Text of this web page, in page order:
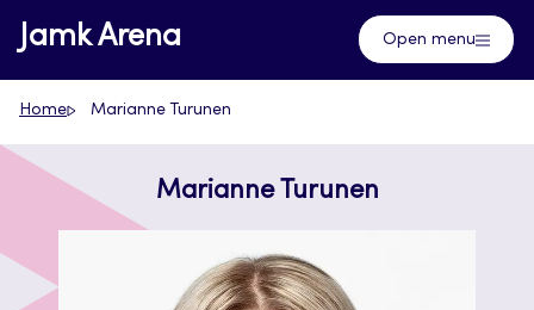
Skip
to
content
Jamk Arena Open menu
Home Marianne Turunen
Marianne Turunen